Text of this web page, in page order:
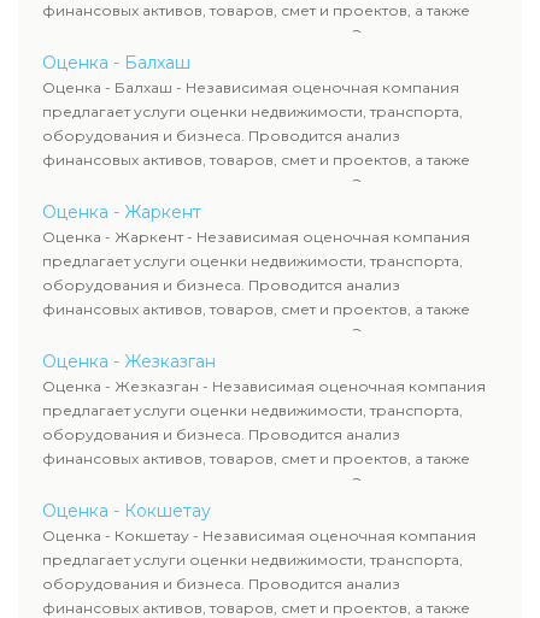
финансовых активов, товаров, смет и проектов, а также
оценка животных и недропользования. Эксперты
определяют рыночную стоимость имущества и
рассчитывают ущерб. Все отчеты соответствуют
требованиям законодательства и используются для
сделок, кредитования и судебных процессов.
Оценка - Балхаш
Оценка - Балхаш - Независимая оценочная компания
предлагает услуги оценки недвижимости, транспорта,
оборудования и бизнеса. Проводится анализ
финансовых активов, товаров, смет и проектов, а также
оценка животных и недропользования. Эксперты
определяют рыночную стоимость имущества и
рассчитывают ущерб. Все отчеты соответствуют
требованиям законодательства и используются для
сделок, кредитования и судебных процессов.
Оценка - Жаркент
Оценка - Жаркент - Независимая оценочная компания
предлагает услуги оценки недвижимости, транспорта,
оборудования и бизнеса. Проводится анализ
финансовых активов, товаров, смет и проектов, а также
оценка животных и недропользования. Эксперты
определяют рыночную стоимость имущества и
рассчитывают ущерб. Все отчеты соответствуют
требованиям законодательства и используются для
сделок, кредитования и судебных процессов.
Оценка - Жезказган
Оценка - Жезказган - Независимая оценочная компания
предлагает услуги оценки недвижимости, транспорта,
оборудования и бизнеса. Проводится анализ
финансовых активов, товаров, смет и проектов, а также
оценка животных и недропользования. Эксперты
определяют рыночную стоимость имущества и
рассчитывают ущерб. Все отчеты соответствуют
требованиям законодательства и используются для
сделок, кредитования и судебных процессов.
Оценка - Кокшетау
Оценка - Кокшетау - Независимая оценочная компания
предлагает услуги оценки недвижимости, транспорта,
оборудования и бизнеса. Проводится анализ
финансовых активов, товаров, смет и проектов, а также